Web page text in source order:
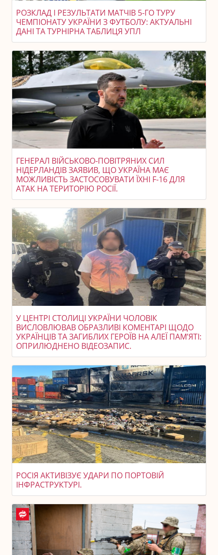
РОЗКЛАД І РЕЗУЛЬТАТИ МАТЧІВ 5-ГО ТУРУ
ЧЕМПІОНАТУ УКРАЇНИ З ФУТБОЛУ: АКТУАЛЬНІ
ДАНІ ТА ТУРНІРНА ТАБЛИЦЯ УПЛ
ГЕНЕРАЛ ВІЙСЬКОВО-ПОВІТРЯНИХ СИЛ
НІДЕРЛАНДІВ ЗАЯВИВ, ЩО УКРАЇНА МАЄ
МОЖЛИВІСТЬ ЗАСТОСОВУВАТИ ЇХНІ F-16 ДЛЯ
АТАК НА ТЕРИТОРІЮ РОСІЇ.
У ЦЕНТРІ СТОЛИЦІ УКРАЇНИ ЧОЛОВІК
ВИСЛОВЛЮВАВ ОБРАЗЛИВІ КОМЕНТАРІ ЩОДО
УКРАЇНЦІВ ТА ЗАГИБЛИХ ГЕРОЇВ НА АЛЕЇ ПАМ’ЯТІ:
ОПРИЛЮДНЕНО ВІДЕОЗАПИС.
РОСІЯ АКТИВІЗУЄ УДАРИ ПО ПОРТОВІЙ
ІНФРАСТРУКТУРІ.